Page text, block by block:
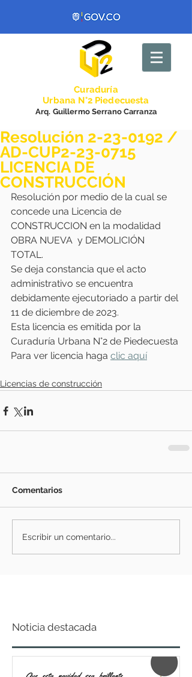
Curaduría
Urbana N°2 Piedecuesta
Arq. Guillermo Serrano Carranza
Resolución 2-23-0192 /
AD-CUP2-23-0715
LICENCIA DE
CONSTRUCCIÓN
Resolución por medio de la cual se
concede una Licencia de
CONSTRUCCION en la modalidad
OBRA NUEVA  y DEMOLICIÓN
TOTAL.
Se deja constancia que el acto
administrativo se encuentra
debidamente ejecutoriado a partir del
11 de diciembre de 2023.
Esta licencia es emitida por la
Curaduría Urbana N°2 de Piedecuesta
Para ver licencia haga clic aquí
Licencias de construcción
Comentarios
Escribir un comentario...
Noticia destacada